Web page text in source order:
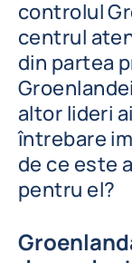
controlul
centrul
din partea
altor lideri
întrebare
de ce este
pentru el?